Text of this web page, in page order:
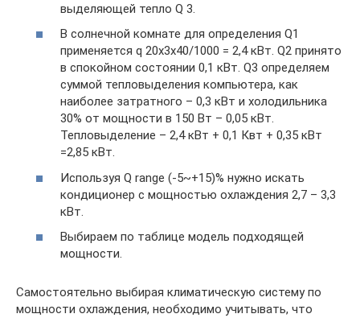
выделяющей тепло Q 3.
В солнечной комнате для определения Q1
применяется q 20х3х40/1000 = 2,4 кВт. Q2 принято
в спокойном состоянии 0,1 кВт. Q3 определяем
суммой тепловыделения компьютера, как
наиболее затратного – 0,3 кВт и холодильника
30% от мощности в 150 Вт – 0,05 кВт.
Тепловыделение – 2,4 кВт + 0,1 Квт + 0,35 кВт
=2,85 кВт.
Используя Q range (-5~+15)% нужно искать
кондиционер с мощностью охлаждения 2,7 – 3,3
кВт.
Выбираем по таблице модель подходящей
мощности.
Самостоятельно выбирая климатическую систему по
мощности охлаждения, необходимо учитывать, что